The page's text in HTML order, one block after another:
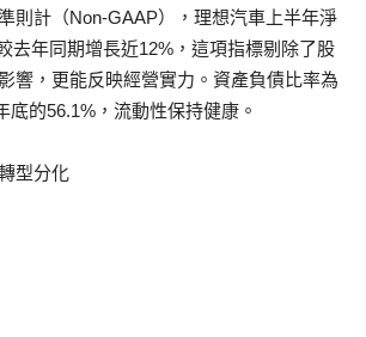
則計（Non-GAAP），理想汽車上半年淨
去年同期增長近12%，這項指標剔除了股
響，更能反映經營實力。資產負債比率為
底的56.1%，流動性保持健康。
型分化